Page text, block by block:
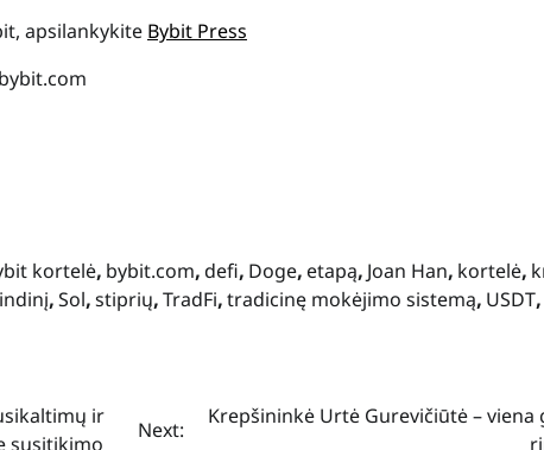
apsilankykite Bybit Press
kortelė, bybit.com,defi, Doge, etapą, Joan Han, kortelė,
,Sol,stiprių,TradFi,tradicinę mokėjimo sistemą, USDT,
ir
susitikimo
Next:
Krepšininkė Urtė Gurevičiūtė – viena